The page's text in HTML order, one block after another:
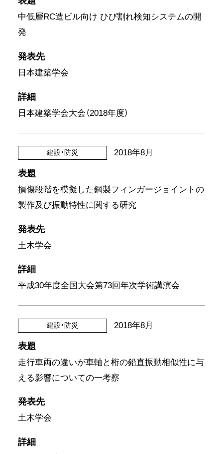
中低層RC造ビル向け ひび割れ検知システムの開
発
発表先
日本建築学会
詳細
日本建築学会大会（2018年度）
建設・防災 2018年8月
表題
損傷段階を模擬した鋼製フィンガージョイントの
製作及び振動特性に関する研究
発表先
土木学会
詳細
平成30年度全国大会第73回年次学術講演会
建設・防災 2018年8月
表題
走行車両の違いが車軸と桁の鉛直振動相似性に与
える影響についての一考察
発表先
土木学会
詳細